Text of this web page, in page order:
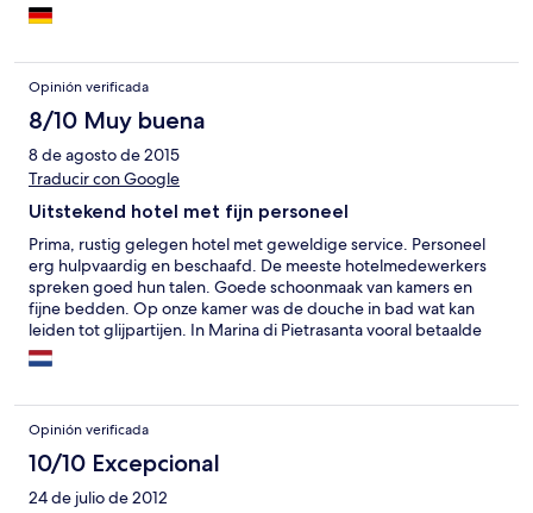
Opinión verificada
8/10 Muy buena
8 de agosto de 2015
Traducir con Google
Uitstekend hotel met fijn personeel
Prima, rustig gelegen hotel met geweldige service. Personeel
erg hulpvaardig en beschaafd. De meeste hotelmedewerkers
spreken goed hun talen. Goede schoonmaak van kamers en
fijne bedden. Op onze kamer was de douche in bad wat kan
leiden tot glijpartijen. In Marina di Pietrasanta vooral betaalde
stranden, wat ondanks korting via het hotel aardig in de
papieren kan lopen. Ontbijt is goed, maar wel wat eentonig.
uitvalsbasis om bezienswaardigheden in Lucca, Cinque Terre en
Florence te gaan bekijken. In hotel geen avondeten, maar wel
heerlijk eten in zusterhotel een eindje verderop. Hotel heeft
geen verder faciliteiten voor vermaak en ook geen zwembad en
Opinión verificada
10/10 Excepcional
24 de julio de 2012